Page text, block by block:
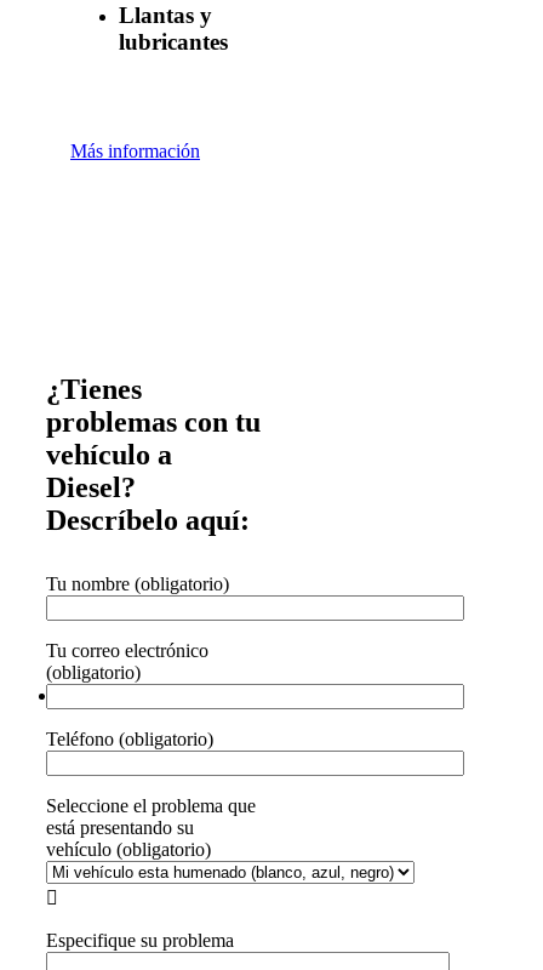
Llantas y
lubricantes
Más información
¿Tienes
problemas con tu
vehículo a
Diesel?
Descríbelo aquí:
Tu nombre (obligatorio)
Tu correo electrónico
(obligatorio)
Teléfono (obligatorio)
Seleccione el problema que
está presentando su
vehículo (obligatorio)

Especifique su problema